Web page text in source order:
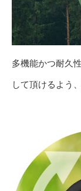
多機能かつ耐久
して頂けるよう